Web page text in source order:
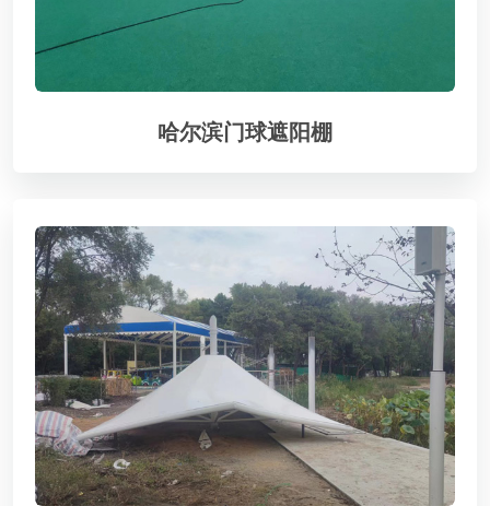
哈尔滨门球遮阳棚